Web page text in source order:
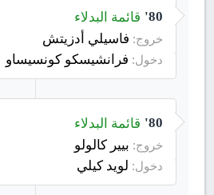
80' قائمة البدلاء
خروج: فاسيلي أدزيتش
دخول: فرانشيسكو كونسيساو
80' قائمة البدلاء
خروج: بيير كالولو
دخول: لويد كيلي